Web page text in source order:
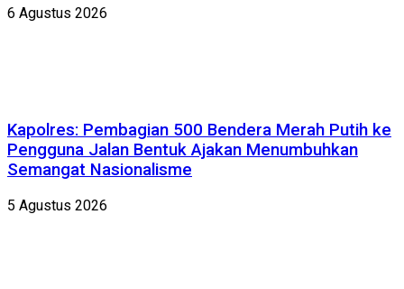
6 Agustus 2026
Kapolres: Pembagian 500 Bendera Merah Putih ke
Pengguna Jalan Bentuk Ajakan Menumbuhkan
Semangat Nasionalisme
5 Agustus 2026